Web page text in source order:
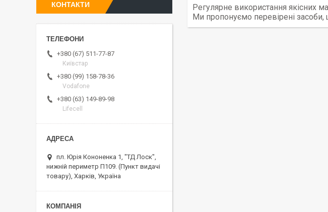
Регулярне використання якісних
Ми пропонуємо перевірені засоби,
КОНТАКТИ
+380 (67) 511-77-87
Київстар
+380 (99) 158-78-36
Vodafone
+380 (63) 149-89-98
Lifecell
пл. Юрія Кононенка 1, "ТД Лоск",
нижній периметр П109. (Пункт видачі
товару), Харків, Україна